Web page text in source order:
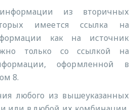
из вторичных
имеется ссылка на
как на источник
только со ссылкой на
оформленной в
8.
любого из вышеуказанных